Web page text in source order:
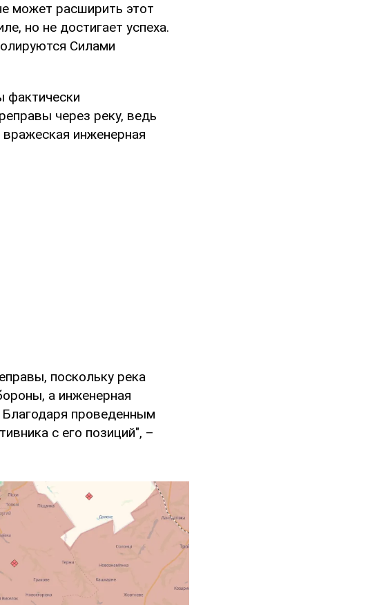
может расширить этот
но не достигает успеха.
Силами
фактически
через реку, ведь
инженерная
поскольку река
а инженерная
Благодаря проведенным
с его позиций", –